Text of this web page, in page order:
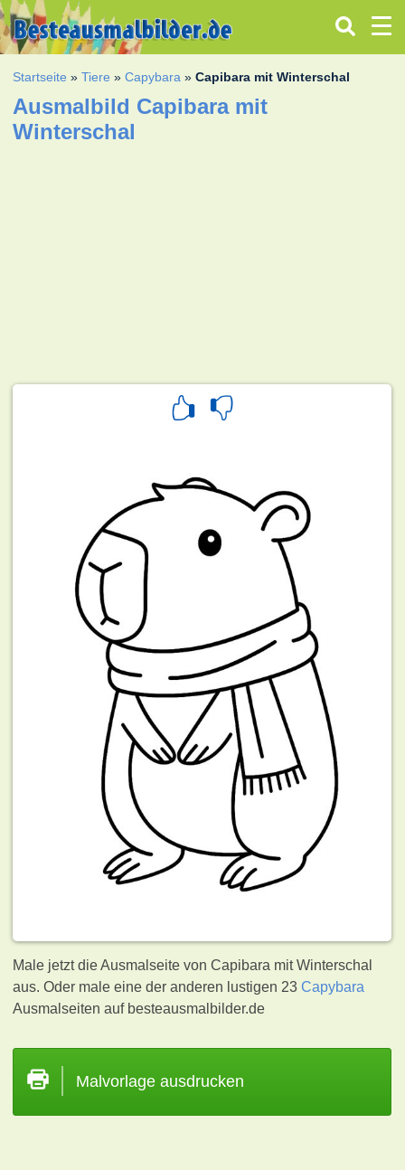
Startseite »Tiere »Capybara »Capibara mit Winterschal
Ausmalbild Capibara mit
Winterschal
Male jetzt die Ausmalseite von Capibara mit Winterschal
aus. Oder male eine der anderen lustigen 23Capybara
Ausmalseiten auf besteausmalbilder.de
Malvorlage ausdrucken